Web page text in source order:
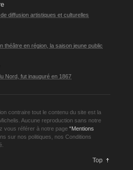
diffusion artistiques et culturelles
théâtre en région, la saison jeune public
Nord, fut inauguré en 1867
contraire tout le contenu du site est la
Aucune reproduction sans notre
vous référer à notre page “Mentions
sur nos politiques, nos Conditions
Top